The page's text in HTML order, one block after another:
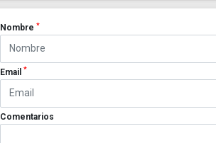
Nombre*
Email*
Comentarios